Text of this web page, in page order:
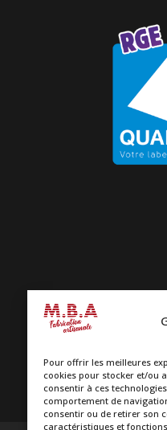
Pour offrir les meilleures
cookies pour stocker et/ou
consentir à ces
comportement de
consentir ou de retirer son
caractéristiques et